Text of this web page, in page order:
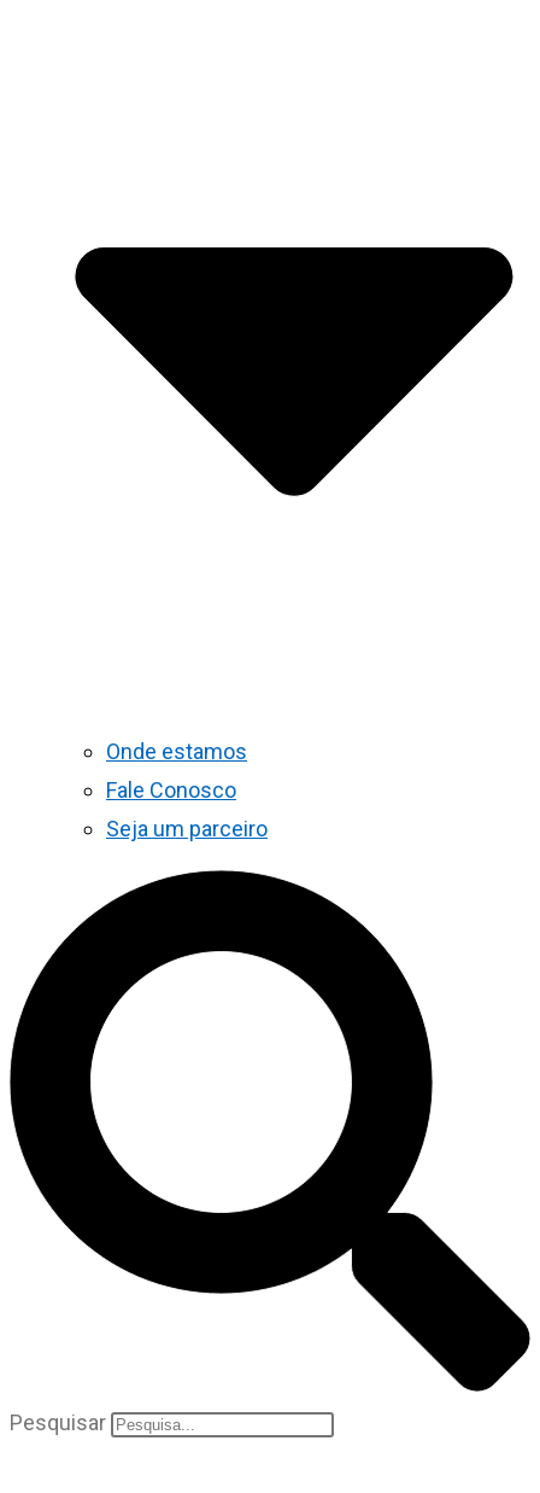
Onde estamos
Fale Conosco
Seja um parceiro
Pesquisar